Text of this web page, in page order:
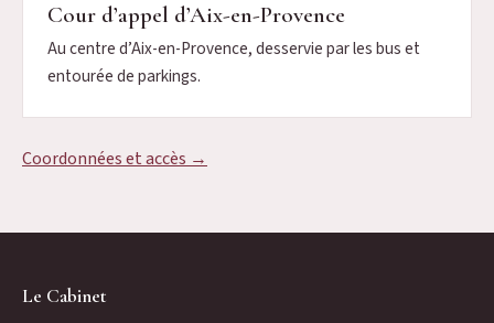
Cour d’appel d’Aix-en-Provence
Au centre d’Aix-en-Provence, desservie par les bus et
entourée de parkings.
Coordonnées et accès →
Le Cabinet